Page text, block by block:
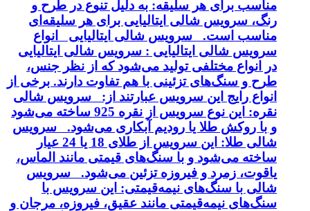
مناسب برای هر سلیقه: به دلیل تنوع در طرح و
رنگ، سرویس شالی ایتالیایی برای هر سلیقه‌ای
مناسب است. سرویس شالی ایتالیایی انواع
سرویس شالی ایتالیایی : سرویس شالی ایتالیایی
در انواع مختلفی تولید می‌شود که از نظر جنس،
طرح و سنگ‌های تزئینی با هم تفاوت دارند. برخی از
انواع رایج این سرویس عبارتند از: سرویس شالی
نقره: این نوع سرویس از نقره 925 ساخته می‌شود
و با روکش طلا یا رودیم آبکاری می‌شود. سرویس
شالی طلا: این سرویس از طلای 18 یا 24 عیار
ساخته می‌شود و با سنگ‌های قیمتی مانند الماس،
یاقوت، زمرد و فیروزه تزئین می‌شود. سرویس
شالی با سنگ‌های نیمه‌قیمتی: این سرویس با
سنگ‌های نیمه‌قیمتی مانند عقیق، فیروزه، مرجان و